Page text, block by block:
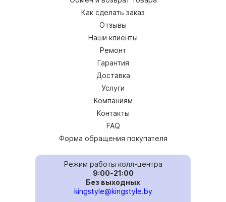
Как сделать заказ
Отзывы
Наши клиенты
Ремонт
Гарантия
Доставка
Услуги
Компаниям
Контакты
FAQ
Форма обращения покупателя
Режим работы колл-центра
9:00-21:00
Без выходных
kingstyle@kingstyle.by